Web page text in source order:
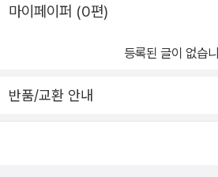
마이페이퍼 (0편)
등록된 글이 없습
반품/교환 안내